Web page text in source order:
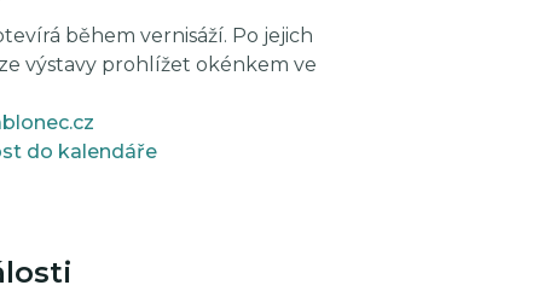
během vernisáží. Po jejich
výstavy prohlížet okénkem ve
do kalendáře